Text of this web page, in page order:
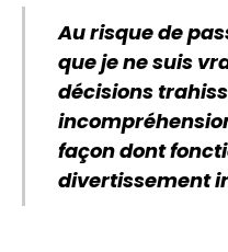
Au risque de
que je ne suis
décisions
façon dont
divertissement